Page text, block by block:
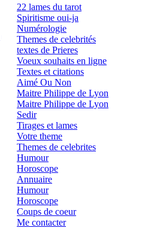
22 lames du tarot
Spiritisme oui-ja
Numérologie
Themes de celebrités
textes de Prieres
Voeux souhaits en ligne
Textes et citations
Aimé Ou Non
Maitre Philippe de Lyon
Maitre Philippe de Lyon
Sedir
Tirages et lames
Votre theme
Themes de celebrites
Humour
Horoscope
Annuaire
Humour
Horoscope
Coups de coeur
Me contacter